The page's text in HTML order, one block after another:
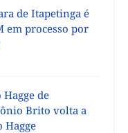
de Itapetinga é
em processo por
de
Brito volta a
Hagge